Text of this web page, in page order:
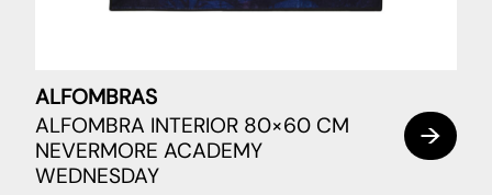
ALFOMBRAS
ALFOMBRA INTERIOR 80×60 CM
NEVERMORE ACADEMY
WEDNESDAY